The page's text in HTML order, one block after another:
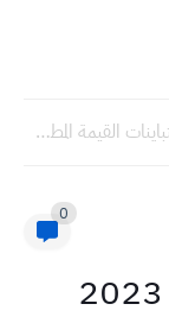
شرح مختصر لموضوع متباينات القيمة المطلقة رياضيات ثالث متوسط شامل
0
اسئلة الاقتصاد الدور الثاني 2023